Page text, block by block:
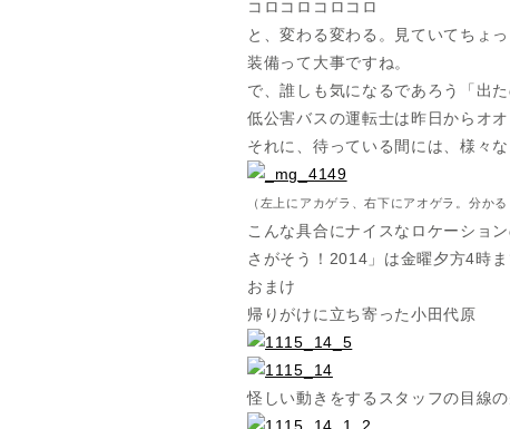
コロコロコロコロ
と、変わる変わる。見ていてちょ
装備って大事ですね。
で、誰しも気になるであろう「出
低公害バスの運転士は昨日からオ
それに、待っている間には、様々
（左上にアカゲラ、右下にアオゲラ。分かる
こんな具合にナイスなロケーショ
さがそう！2014」は金曜夕方4時
おまけ
帰りがけに立ち寄った小田代原
怪しい動きをするスタッフの目線の